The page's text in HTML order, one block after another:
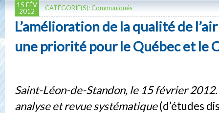
15 FÉV
2012
CATÉGORIE(S):Communiqués
L’amélioration de la qualité de
une priorité pour le Québec et le
Saint-Léon-de-Standon, le 15 février 2012.
analyse et revue systématique(d’études